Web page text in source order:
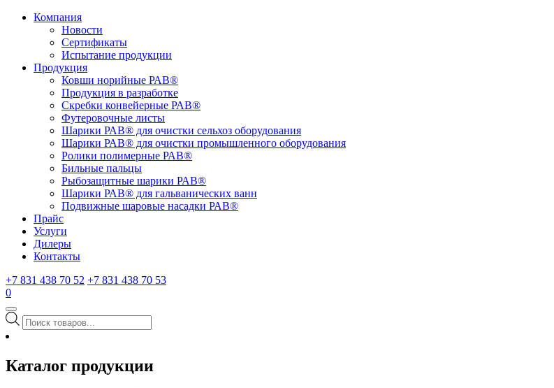
Компания
Новости
Сертификаты
Испытание продукции
Продукция
Ковши норийные РАВ®
Продукция в разработке
Скребки конвейерные РАВ®
Футеровочные листы
Шарики РАВ® для очистки сельхоз оборудования
Шарики РАВ® для очистки промышленного оборудования
Ролики полимерные РАВ®
Бильные пальцы
Рыбозащитные шарики РАВ®
Шарики РАВ® для гальванических ванн
Подвижные шаровые насадки РАВ®
Прайс
Услуги
Дилеры
Контакты
+7 831 438 70 52 +7 831 438 70 53
0
Поиск
товаров
Каталог продукции